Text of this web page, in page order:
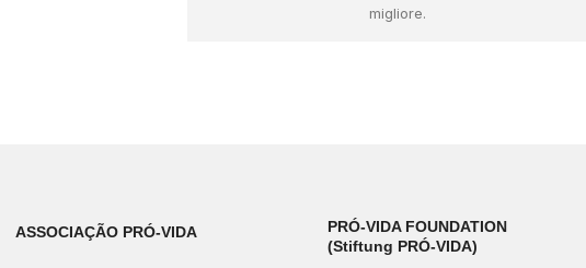
migliore.
ASSOCIAÇÃO PRÓ-VIDA
PRÓ-VIDA FOUNDATION
(Stiftung PRÓ-VIDA)